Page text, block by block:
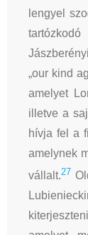
lengyel
„our kind
amelyet
illetve a
hívja fel a
amelynek
vállalt.27